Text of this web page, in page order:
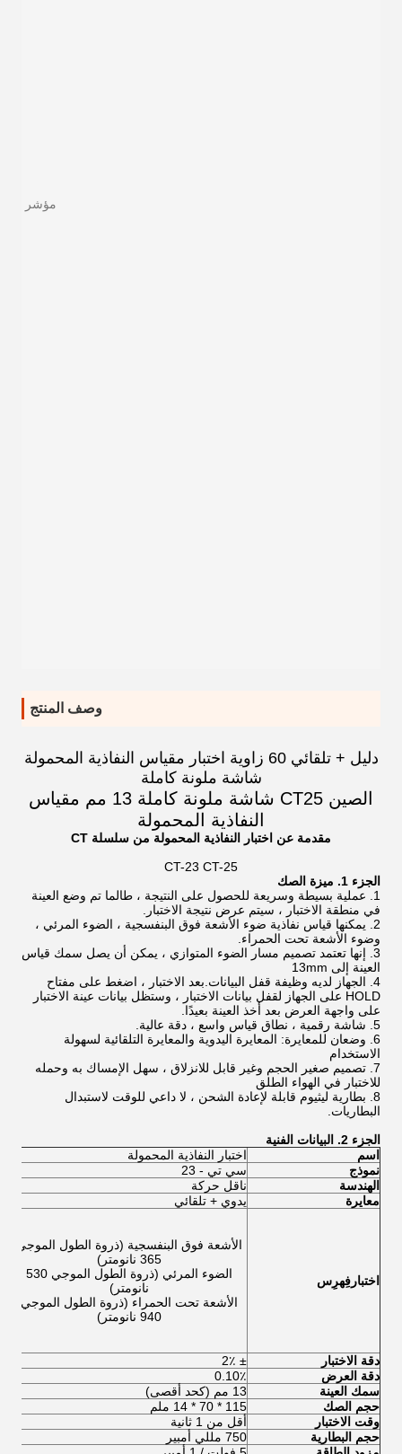
مؤشر
وصف المنتج
دليل + تلقائي 60 زاوية اختبار مقياس النفاذية المحمولة
شاشة ملونة كاملة
الصين CT25 شاشة ملونة كاملة 13 مم مقياس
النفاذية المحمولة
مقدمة عن اختبار النفاذية المحمولة من سلسلة CT
CT-23 CT-25
الجزء 1. ميزة الصك
1. عملية بسيطة وسريعة للحصول على النتيجة ، طالما تم وضع العينة
في منطقة الاختبار ، سيتم عرض نتيجة الاختبار.
2. يمكنها قياس نفاذية ضوء الأشعة فوق البنفسجية ، الضوء المرئي ،
وضوء الأشعة تحت الحمراء.
3. إنها تعتمد تصميم مسار الضوء المتوازي ، يمكن أن يصل سمك قياس
العينة إلى 13mm
4. الجهاز لديه وظيفة قفل البيانات.بعد الاختبار ، اضغط على مفتاح
HOLD على الجهاز لقفل بيانات الاختبار ، وستظل بيانات عينة الاختبار
على واجهة العرض بعد أخذ العينة بعيدًا.
5. شاشة رقمية ، نطاق قياس واسع ، دقة عالية.
6. وضعان للمعايرة: المعايرة اليدوية والمعايرة التلقائية لسهولة
الاستخدام
7. تصميم صغير الحجم وغير قابل للانزلاق ، سهل الإمساك به وحمله
للاختبار في الهواء الطلق
8. بطارية ليثيوم قابلة لإعادة الشحن ، لا داعي للوقت لاستبدال
البطاريات.
الجزء 2. البيانات الفنية
اسم
اختبار النفاذية المحمولة
نموذج
سي تي - 23
الهندسة
ناقل حركة
معايرة
يدوي + تلقائي
اختبار فِهرِس
الأشعة فوق البنفسجية (ذروة الطول الموجي
365 نانومتر)
الضوء المرئي (ذروة الطول الموجي 530
نانومتر)
الأشعة تحت الحمراء (ذروة الطول الموجي
940 نانومتر)
دقة الاختبار ± 2٪
دقة العرض
0.10٪
سمك العينة
13 مم (كحد أقصى)
حجم الصك
115 * 70 * 14 ملم
وقت الاختبار
أقل من 1 ثانية
حجم البطارية
750 مللي أمبير